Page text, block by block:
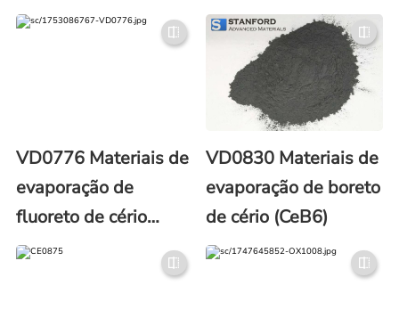
(CSZ) em pó (número
VD0776 Materiais de
evaporação de
fluoreto de cério
(CeF3)
VD0830 Materiais de
evaporação de boreto
de cério (CeB6)